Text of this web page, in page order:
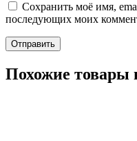
Сохранить моё имя,
последующих моих
Похожие товары